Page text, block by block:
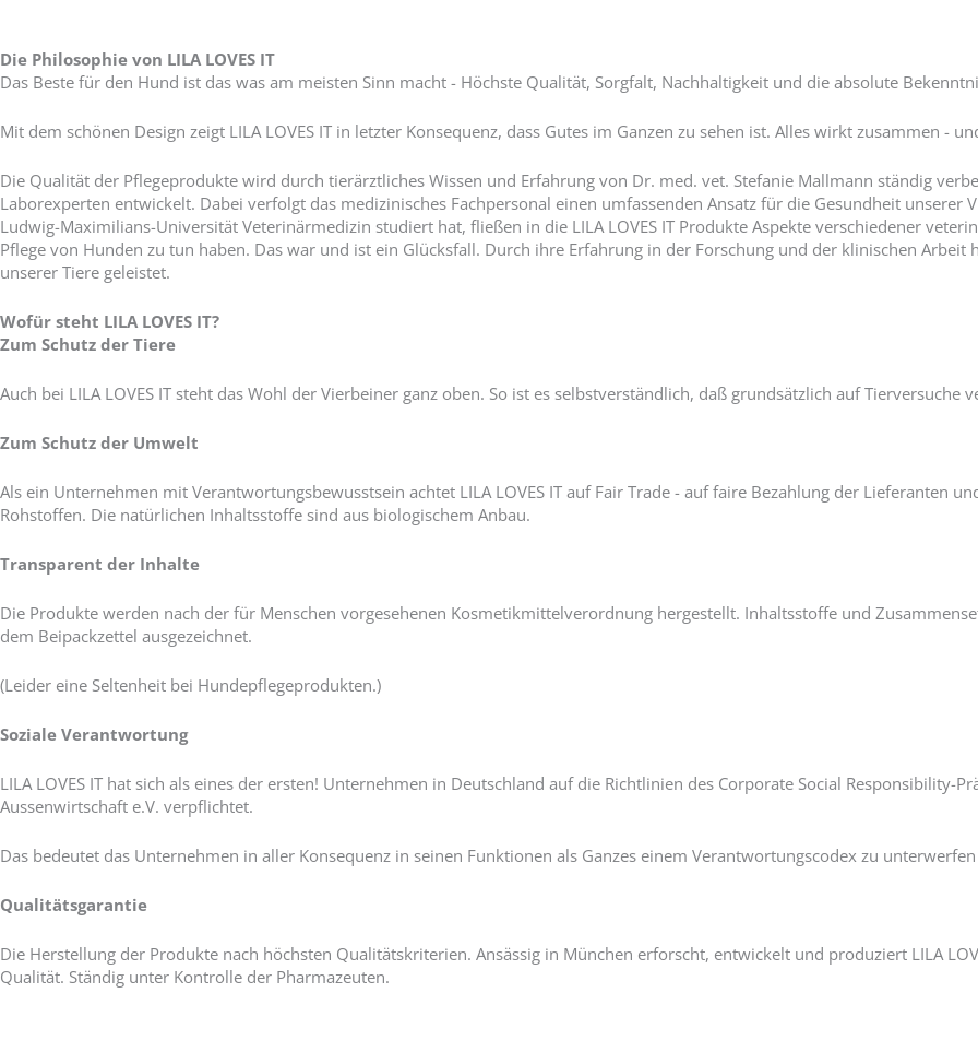
Die Philosophie von LILA LOVES IT
Das Beste für den Hund ist das was am meisten Sinn macht - Höchste Qualität, Sorgfalt, Nachhaltigkeit und die absolute
Mit dem schönen Design zeigt LILA LOVES IT in letzter Konsequenz, dass Gutes im Ganzen zu sehen ist. Alles wirkt zusammen -
Die Qualität der Pflegeprodukte wird durch tierärztliches Wissen und Erfahrung von Dr. med. vet. Stefanie Mallmann ständig
Laborexperten entwickelt. Dabei verfolgt das medizinisches Fachpersonal einen umfassenden Ansatz für die Gesundheit unserer
Ludwig-Maximilians-Universität Veterinärmedizin studiert hat, fließen in die LILA LOVES IT Produkte Aspekte verschiedener
Pflege von Hunden zu tun haben. Das war und ist ein Glücksfall. Durch ihre Erfahrung in der Forschung und der klinischen
unserer Tiere geleistet.
Wofür steht LILA LOVES IT?
Zum Schutz der Tiere
Auch bei LILA LOVES IT steht das Wohl der Vierbeiner ganz oben. So ist es selbstverständlich, daß grundsätzlich auf Tierversuche
Zum Schutz der Umwelt
Als ein Unternehmen mit Verantwortungsbewusstsein achtet LILA LOVES IT auf Fair Trade - auf faire Bezahlung der Lieferanten
Rohstoffen. Die natürlichen Inhaltsstoffe sind aus biologischem Anbau.
Transparent der Inhalte
Die Produkte werden nach der für Menschen vorgesehenen Kosmetikmittelverordnung hergestellt. Inhaltsstoffe und
dem Beipackzettel ausgezeichnet.
(Leider eine Seltenheit bei Hundepflegeprodukten.)
Soziale Verantwortung
LILA LOVES IT hat sich als eines der ersten! Unternehmen in Deutschland auf die Richtlinien des Corporate Social
Aussenwirtschaft e.V. verpflichtet.
Das bedeutet das Unternehmen in aller Konsequenz in seinen Funktionen als Ganzes einem Verantwortungscodex zu
Qualitätsgarantie
Die Herstellung der Produkte nach höchsten Qualitätskriterien. Ansässig in München erforscht, entwickelt und produziert LILA
Qualität. Ständig unter Kontrolle der Pharmazeuten.